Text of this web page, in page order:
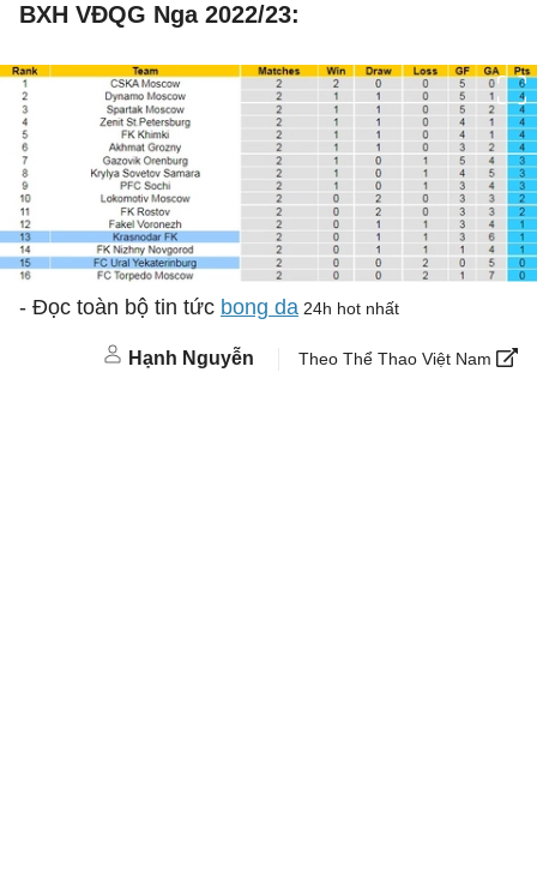
BXH VĐQG Nga 2022/23:
- Đọc toàn bộ tin tức bong da 24h hot nhất
Hạnh Nguyễn Theo Thể Thao Việt Nam